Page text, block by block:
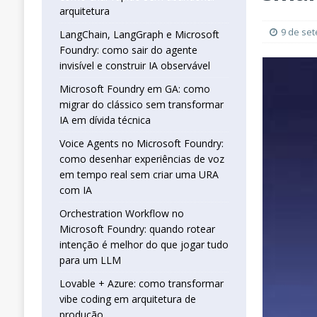
que jogar tudo para um LLM
[ 25 de abril de 2026 ]
9 de
arquitetura
LangChain, LangGraph e Microsoft
Foundry: como sair do agente
invisível e construir IA observável
Microsoft Foundry em GA: como
migrar do clássico sem transformar
IA em dívida técnica
Voice Agents no Microsoft Foundry:
como desenhar experiências de voz
em tempo real sem criar uma URA
com IA
Orchestration Workflow no
Microsoft Foundry: quando rotear
intenção é melhor do que jogar tudo
para um LLM
Lovable + Azure: como transformar
vibe coding em arquitetura de